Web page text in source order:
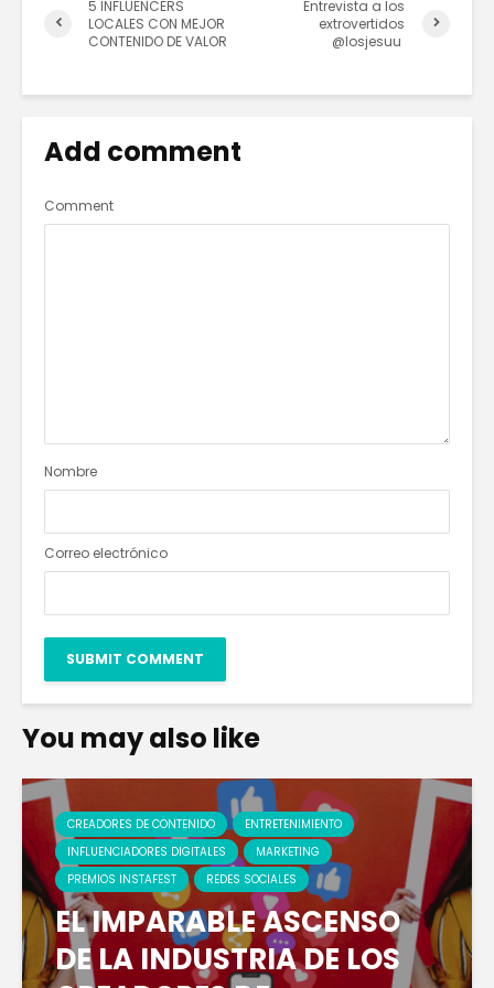
5 INFLUENCERS
LOCALES CON MEJOR
CONTENIDO DE VALOR
Entrevista a los
extrovertidos
@losjesuu
Add comment
Comment
Nombre
Correo electrónico
You may also like
CREADORES DE CONTENIDO
ENTRETENIMIENTO
INFLUENCIADORES DIGITALES
MARKETING
PREMIOS INSTAFEST
REDES SOCIALES
EL IMPARABLE ASCENSO
DE LA INDUSTRIA DE LOS